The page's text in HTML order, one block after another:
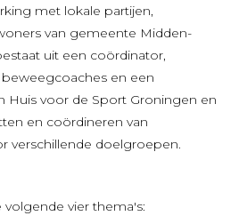
met lokale partijen,
van gemeente Midden-
uit een coördinator,
en een
Huis voor de Sport Groningen en
en coördineren van
verschillende doelgroepen.
vier thema's: